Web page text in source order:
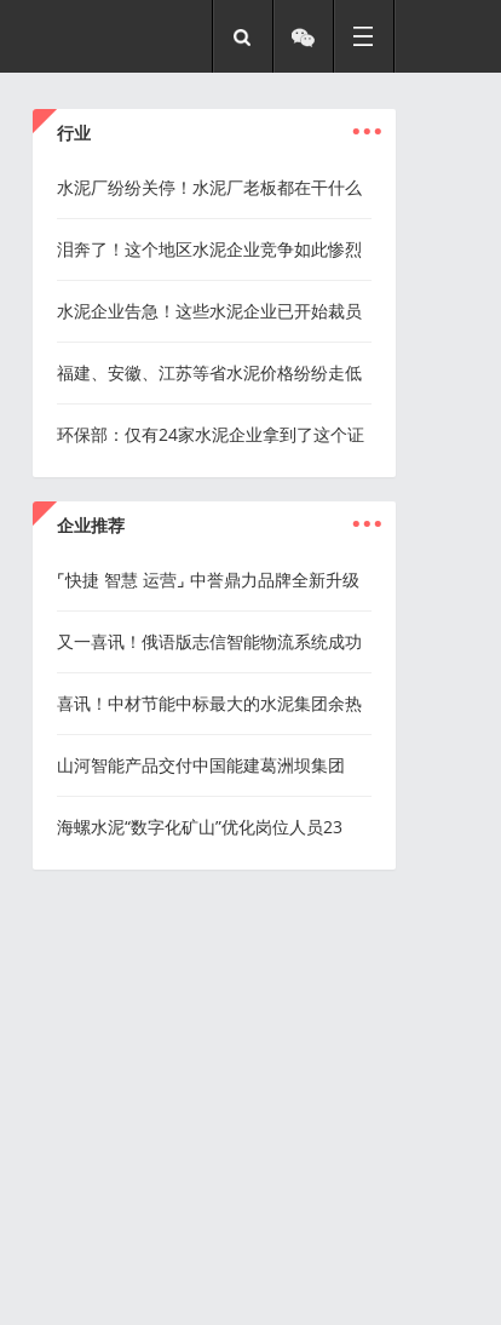
行业 ...
水泥厂纷纷关停！水泥厂老板都在干什么
泪奔了！这个地区水泥企业竞争如此惨烈
水泥企业告急！这些水泥企业已开始裁员
福建、安徽、江苏等省水泥价格纷纷走低
环保部：仅有24家水泥企业拿到了这个证
企业推荐 ...
⌜快捷 智慧 运营⌟ 中誉鼎力品牌全新升级
又一喜讯！俄语版志信智能物流系统成功
上线
喜讯！中材节能中标最大的水泥集团余热
发电改造项目！
山河智能产品交付中国能建葛洲坝集团
海螺水泥“数字化矿山”优化岗位人员23